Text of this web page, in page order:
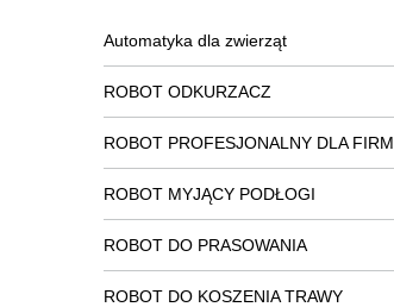
Automatyka dla zwierząt
ROBOT ODKURZACZ
ROBOT PROFESJONALNY DLA FIRM
ROBOT MYJĄCY PODŁOGI
ROBOT DO PRASOWANIA
ROBOT DO KOSZENIA TRAWY